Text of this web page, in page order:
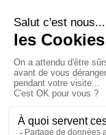
Contactez-nous